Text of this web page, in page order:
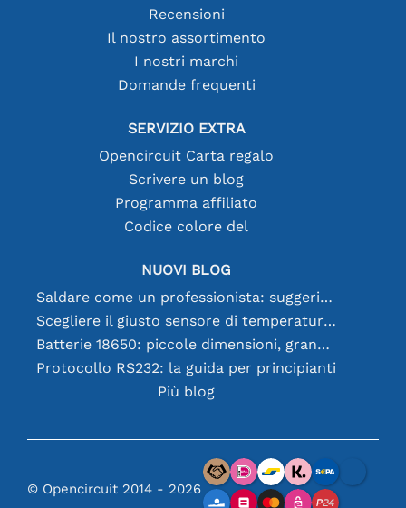
Recensioni
Il nostro assortimento
I nostri marchi
Domande frequenti
SERVIZIO EXTRA
Opencircuit Carta regalo
Scrivere un blog
Programma affiliato
Codice colore del
NUOVI BLOG
Saldare come un professionista: suggerimenti per connessioni elettroniche perfette
Scegliere il giusto sensore di temperatura [youtube]
Batterie 18650: piccole dimensioni, grandi prestazioni
Protocollo RS232: la guida per principianti
Più blog
© Opencircuit 2014 - 2026